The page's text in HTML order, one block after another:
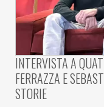
INTERVISTA A
FERRAZZA E
STORIE